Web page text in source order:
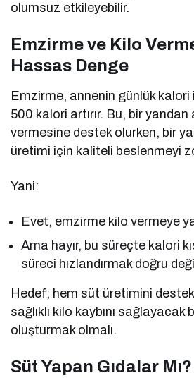
olumsuz etkileyebilir.
Emzirme ve Kilo
Hassas Denge
Emzirme, annenin günlük kalori
500 kalori artırır. Bu, bir yandan
vermesine destek olurken, bir
üretimi için kaliteli beslenmeyi
Yani:
Evet, emzirme kilo vermeye
Ama hayır, bu süreçte kalori
süreci hızlandırmak doğru
Hedef; hem süt üretimini
sağlıklı kilo kaybını sağlayacak
oluşturmak olmalı.
Süt Yapan Gıdalar